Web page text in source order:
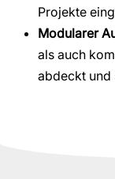
Projekte
Modularer
als auch
abdeckt und